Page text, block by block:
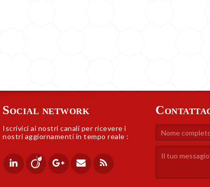
Social network
Iscrivici ai nostri canali per ricevere i
nostri aggiornamenti in tempo reale :